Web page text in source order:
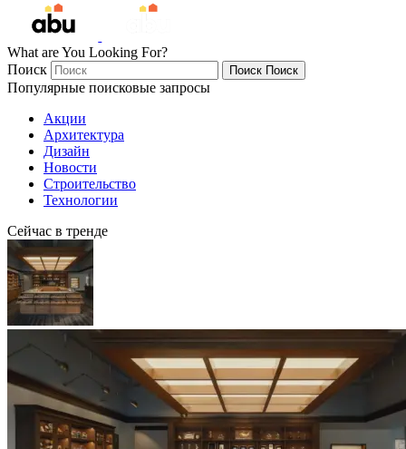
What are You Looking For?
Поиск
Поиск Поиск
Популярные поисковые запросы
Акции
Архитектура
Дизайн
Новости
Строительство
Технологии
Сейчас в тренде